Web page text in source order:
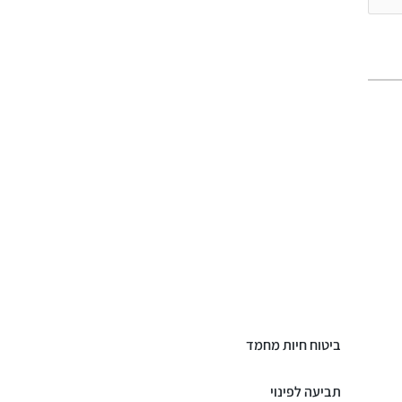
ביטוח חיות מחמד
תביעה לפינוי